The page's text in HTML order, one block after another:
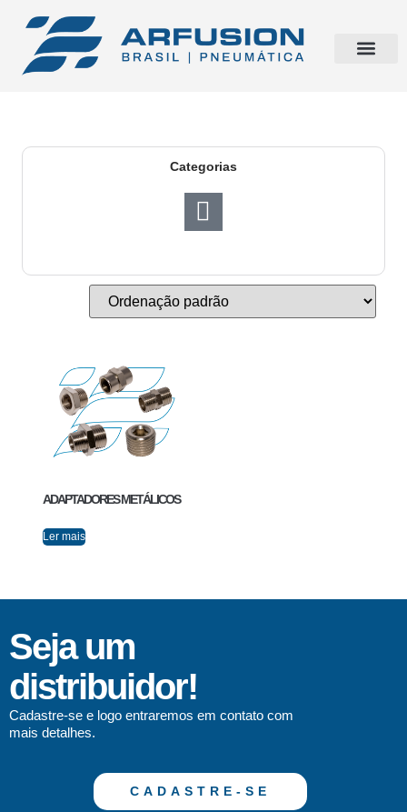
Categorias
ADAPTADORES METÁLICOS
Ler mais
Seja um
distribuidor!
Cadastre-se e logo entraremos em contato com
mais detalhes.
CADASTRE-SE